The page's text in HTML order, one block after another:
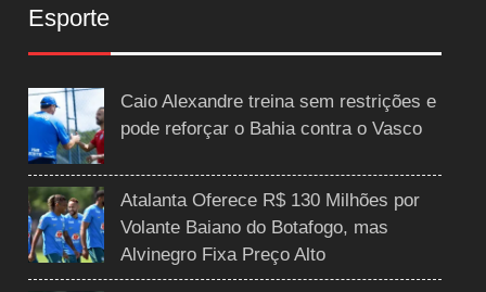
Esporte
Caio Alexandre treina sem restrições e
pode reforçar o Bahia contra o Vasco
Atalanta Oferece R$ 130 Milhões por
Volante Baiano do Botafogo, mas
Alvinegro Fixa Preço Alto